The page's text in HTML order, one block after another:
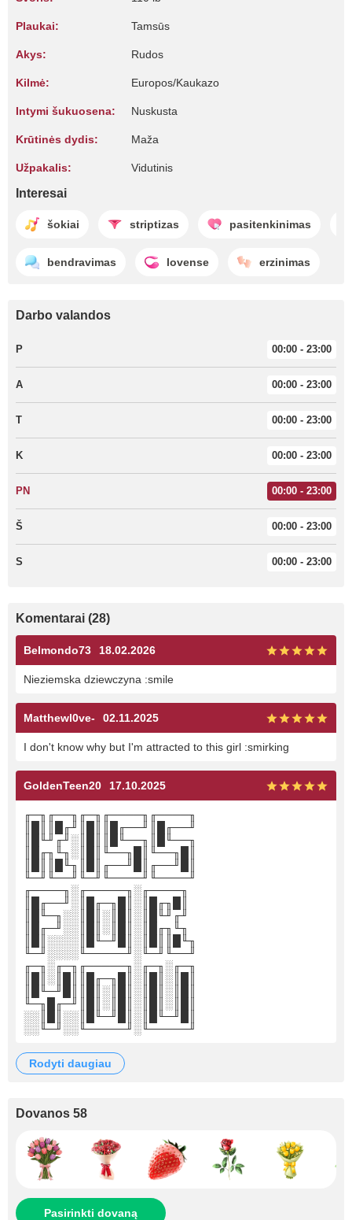
Plaukai: Tamsūs
Akys: Rudos
Kilmė: Europos/Kaukazo
Intymi šukuosena: Nuskusta
Krūtinės dydis: Maža
Užpakalis: Vidutinis
Interesai
šokiai striptizas pasitenkinimas
bendravimas lovense erzinimas
Darbo valandos
P 00:00 - 23:00
A 00:00 - 23:00
T 00:00 - 23:00
K 00:00 - 23:00
PN 00:00 - 23:00
Š 00:00 - 23:00
S 00:00 - 23:00
Komentarai (28)
Belmondo73 18.02.2026
Nieziemska dziewczyna :smile
Matthewl0ve- 02.11.2025
I don't know why but I'm attracted to this girl :smirking
GoldenTeen20 17.10.2025
╓─╖╓──╖╓─╖╓────╖╓────╖
║█║║█╓╜║█║║█╓──╜║█╓──╜
║█╙╜╓╜░║█║║█╙──╖║█╙──╖
║█╓╖╙╖░║█║╙──╖█║╙──╖█║
║█║║█╙╖║█║╓──╜█║╓──╜█║
╙─╜╙──╜╙─╜╙────╜╙────╜
╓────╖░╓─────╖░╓────╖
║█╓──╜░║█╓─╖█║░║█╓╖█║
║█╙─╖░░║█║░║█║░║█╙╜╓╜
║█╓─╜░░║█║░║█║░║█╓╖╙╖
║█║░░░░║█╙─╜█║░║█║║█╙╖
╙─╜░░░░╙─────╜░╙─╜╙──╜
╓─╖░╓─╖╓─────╖░╓─╖░╓─╖
║█║░║█║║█╓─╖█║░║█║░║█║
║█╙─╜█║║█║░║█║░║█║░║█║
╙─╖█╓─╜║█║░║█║░║█║░║█║
░░║█║░░║█╙─╜█║░║█╙─╜█║
░░╙─╜░░╙─────╜░╙─────╜
rodyti daugiau
Dovanos 58
Pasirinkti dovaną